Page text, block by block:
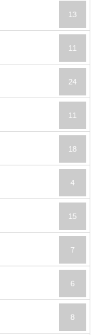
13
11
24
11
18
4
15
7
6
8